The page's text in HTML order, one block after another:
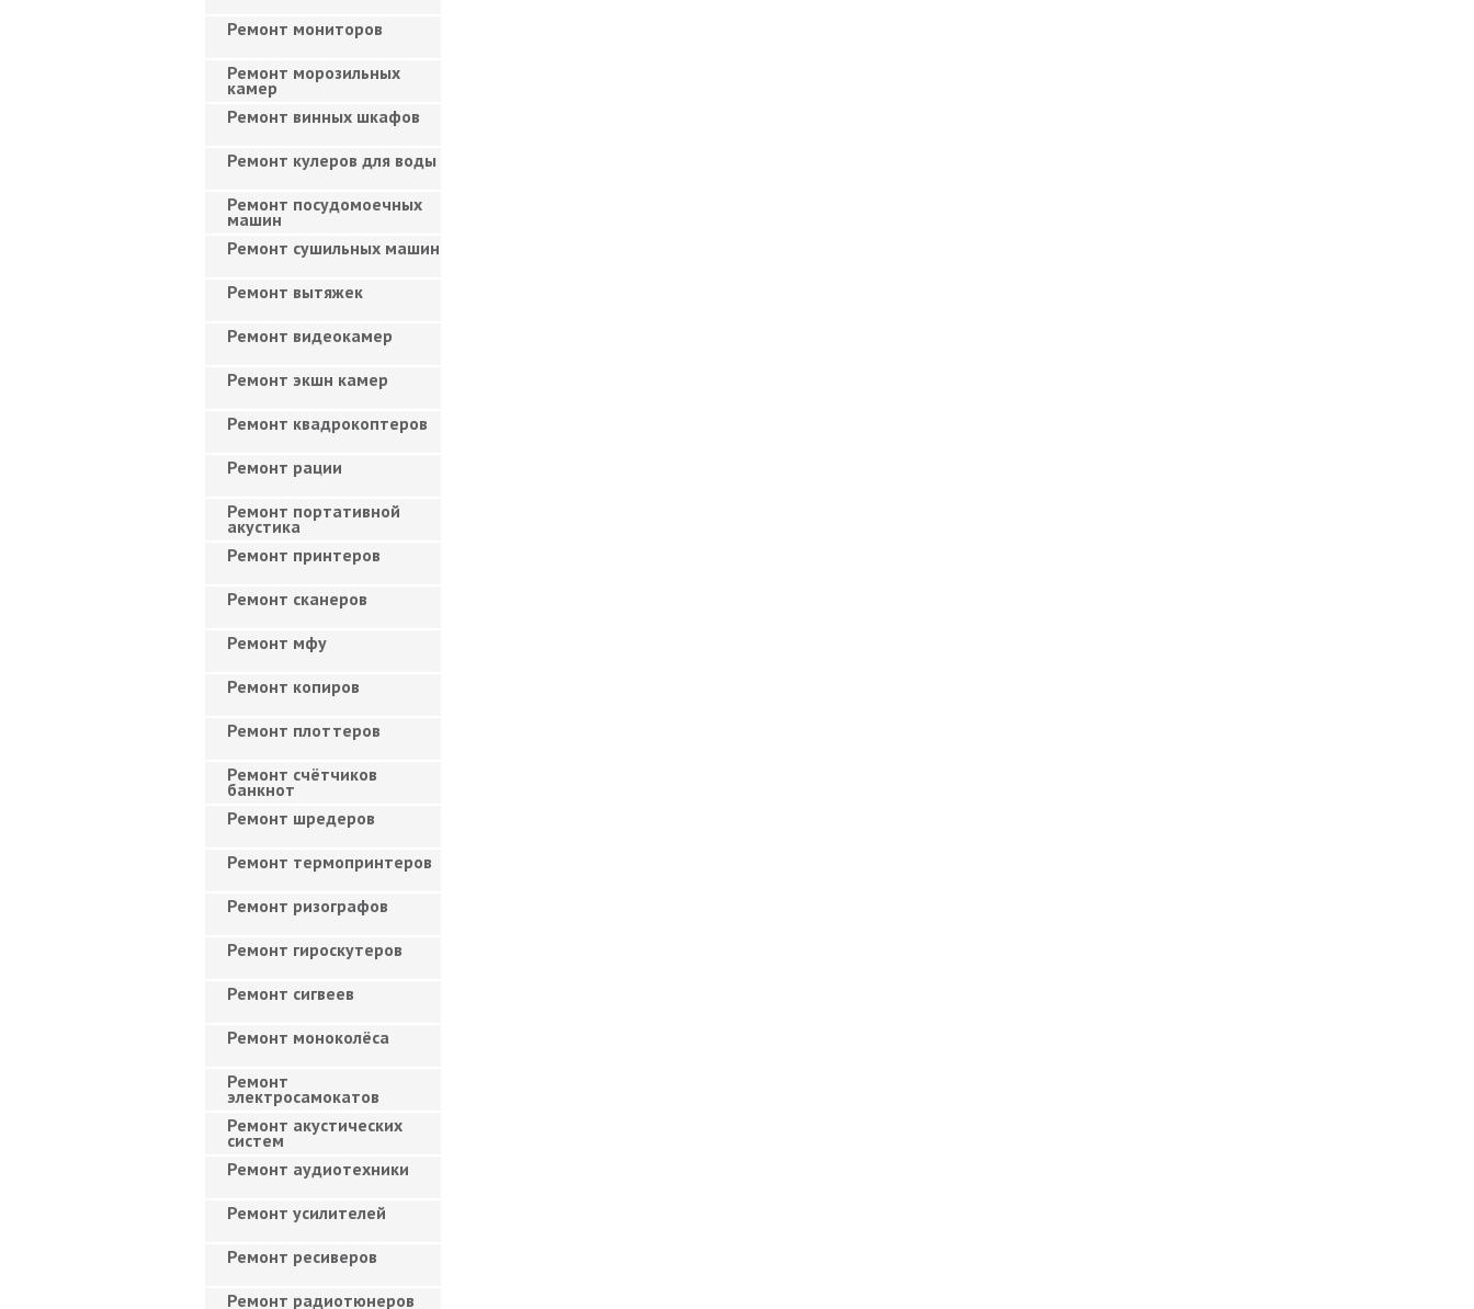
Ремонт мониторов
Ремонт морозильных
камер
Ремонт винных шкафов
Ремонт кулеров для воды
Ремонт посудомоечных
машин
Ремонт сушильных машин
Ремонт вытяжек
Ремонт видеокамер
Ремонт экшн камер
Ремонт квадрокоптеров
Ремонт рации
Ремонт портативной
акустика
Ремонт принтеров
Ремонт сканеров
Ремонт мфу
Ремонт копиров
Ремонт плоттеров
Ремонт счётчиков
банкнот
Ремонт шредеров
Ремонт термопринтеров
Ремонт ризографов
Ремонт гироскутеров
Ремонт сигвеев
Ремонт моноколёса
Ремонт
электросамокатов
Ремонт акустических
систем
Ремонт аудиотехники
Ремонт усилителей
Ремонт ресиверов
Ремонт радиотюнеров